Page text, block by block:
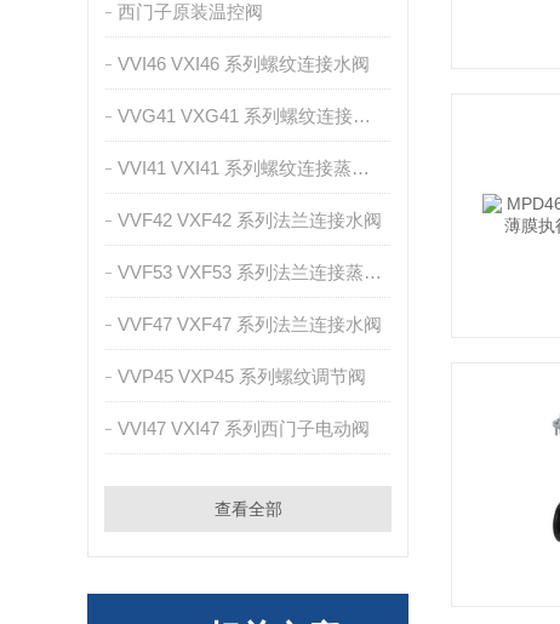
西门子原装温控阀
VVI46 VXI46 系列螺纹连接水阀
VVG41 VXG41 系列螺纹连接蒸汽阀
VVI41 VXI41 系列螺纹连接蒸汽阀
VVF42 VXF42 系列法兰连接水阀
VVF53 VXF53 系列法兰连接蒸汽阀
VVF47 VXF47 系列法兰连接水阀
VVP45 VXP45 系列螺纹调节阀
VVI47 VXI47 系列西门子电动阀
查看全部